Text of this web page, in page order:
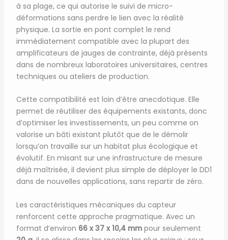
à sa plage, ce qui autorise le suivi de micro-
déformations sans perdre le lien avec la réalité
physique. La sortie en pont complet le rend
immédiatement compatible avec la plupart des
amplificateurs de jauges de contrainte, déjà présents
dans de nombreux laboratoires universitaires, centres
techniques ou ateliers de production.
Cette compatibilité est loin d’être anecdotique. Elle
permet de réutiliser des équipements existants, donc
d’optimiser les investissements, un peu comme on
valorise un bâti existant plutôt que de le démolir
lorsqu’on travaille sur un habitat plus écologique et
évolutif. En misant sur une infrastructure de mesure
déjà maîtrisée, il devient plus simple de déployer le DD1
dans de nouvelles applications, sans repartir de zéro.
Les caractéristiques mécaniques du capteur
renforcent cette approche pragmatique. Avec un
format d’environ 66 x 37 x 10,4 mmpour seulement